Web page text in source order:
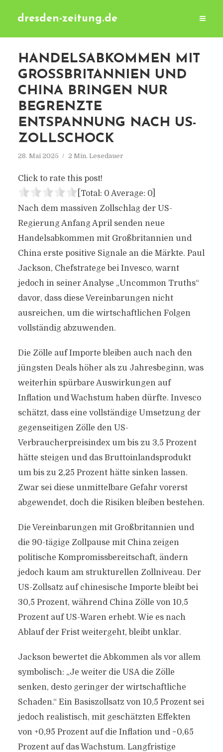
dresden-zeitung.de
HANDELSABKOMMEN MIT
GROSSBRITANNIEN UND C
HINA BRINGEN NUR B
EGRENZTE E
NTSPANNUNG NACH US-Z
OLLSCHOCK
28. Mai 2025 2 Min. Lesedauer
Click to rate this post!
[Total: 0 Average: 0]
Nach dem massiven Zollschlag der US-
Regierung Anfang April senden neue
Handelsabkommen mit Großbritannien und
China erste positive Signale an die Märkte. Paul
Jackson, Chefstratege bei Invesco, warnt
jedoch in seiner Analyse „Uncommon Truths“
davor, dass diese Vereinbarungen nicht
ausreichen, um die wirtschaftlichen Folgen
vollständig abzuwenden.
Die Zölle auf Importe bleiben auch nach den
jüngsten Deals höher als zu Jahresbeginn, was
weiterhin spürbare Auswirkungen auf
Inflation und Wachstum haben dürfte. Invesco
schätzt, dass eine vollständige Umsetzung der
gegenseitigen Zölle den US-
Verbraucherpreisindex um bis zu 3,5 Prozent
hätte steigen und das Bruttoinlandsprodukt
um bis zu 2,25 Prozent hätte sinken lassen.
Zwar sei diese unmittelbare Gefahr vorerst
abgewendet, doch die Risiken bleiben bestehen.
Die Vereinbarungen mit Großbritannien und
die 90-tägige Zollpause mit China zeigen
politische Kompromissbereitschaft, ändern
jedoch kaum am strukturellen Zollniveau. Der
US-Zollsatz auf chinesische Importe bleibt bei
30,5 Prozent, während China Zölle von 10,5
Prozent auf US-Waren erhebt. Wie es nach
Ablauf der Frist weitergeht, bleibt unklar.
Jackson bewertet die Abkommen als vor allem
symbolisch: „Je weiter die USA die Zölle
senken, desto geringer der wirtschaftliche
Schaden.“ Ein Basiszollsatz von 10,5 Prozent sei
jedoch realistisch, mit geschätzten Effekten
von +0,95 Prozent auf die Inflation und −0,65
Prozent auf das Wachstum. Langfristige